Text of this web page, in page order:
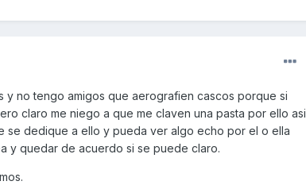
no tengo amigos que aerografien cascos porque si
claro me niego a que me claven una pasta por ello asi
se dedique a ello y pueda ver algo echo por el o ella
y quedar de acuerdo si se puede claro.